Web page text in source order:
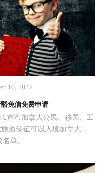
10, 2020
免信免费申请
宣布加拿大公民、移民、工
游签证可以入境加拿大，
单。